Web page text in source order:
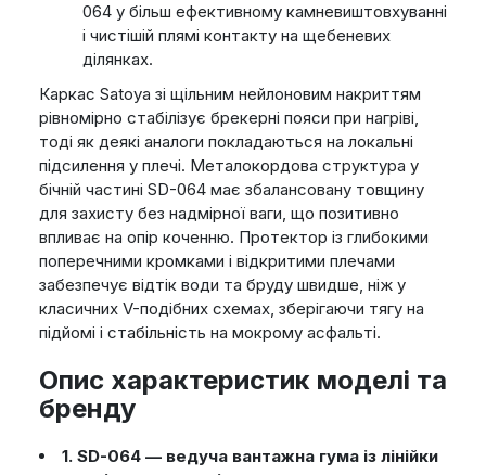
064 у більш ефективному камневиштовхуванні
і чистішій плямі контакту на щебеневих
ділянках.
Каркас Satoya зі щільним нейлоновим накриттям
рівномірно стабілізує брекерні пояси при нагріві,
тоді як деякі аналоги покладаються на локальні
підсилення у плечі. Металокордова структура у
бічній частині SD-064 має збалансовану товщину
для захисту без надмірної ваги, що позитивно
впливає на опір коченню. Протектор із глибокими
поперечними кромками і відкритими плечами
забезпечує відтік води та бруду швидше, ніж у
класичних V-подібних схемах, зберігаючи тягу на
підйомі і стабільність на мокрому асфальті.
Опис характеристик моделі та
бренду
1. SD-064 — ведуча вантажна гума із лінійки